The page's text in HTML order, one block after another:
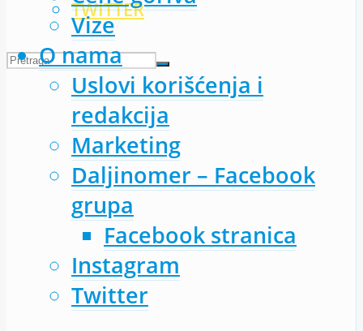
TWITTER
Vize
O nama
Uslovi korišćenja i
redakcija
Marketing
Daljinomer – Facebook
grupa
Facebook stranica
Instagram
Twitter